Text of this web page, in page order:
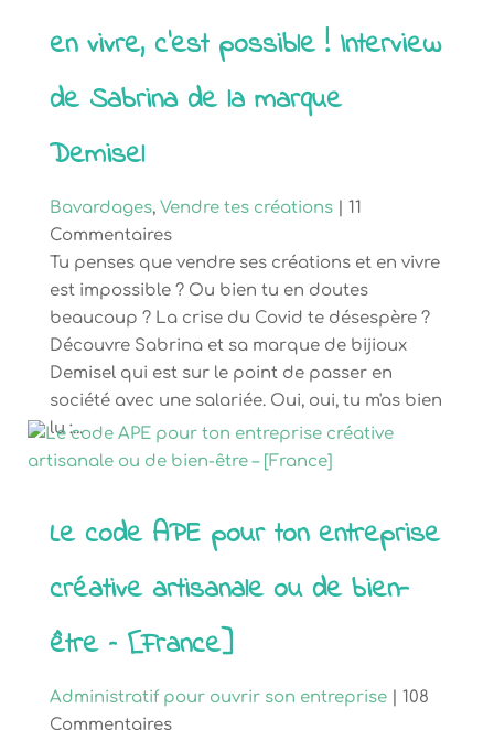
en vivre, c’est possible ! Interview
de Sabrina de la marque
Demisel
Bavardages, Vendre tes créations| 11
Commentaires
Tu penses que vendre ses créations et en vivre
est impossible ? Ou bien tu en doutes
beaucoup ? La crise du Covid te désespère ?
Découvre Sabrina et sa marque de bijioux
Demisel qui est sur le point de passer en
société avec une salariée. Oui, oui, tu m'as bien
lu :...
Le code APE pour ton entreprise
créative artisanale ou de bien-
être – [France]
Administratif pour ouvrir son entreprise| 108
Commentaires